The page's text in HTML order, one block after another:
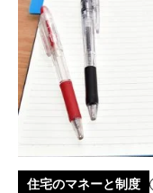
住宅のマネーと制度